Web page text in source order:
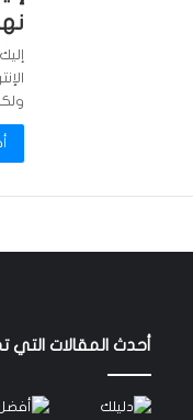
أحدث المقالات التي